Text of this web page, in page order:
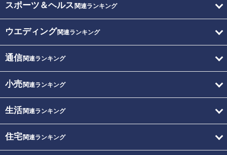
スポーツ＆ヘルス 関連ランキング
ウエディング関連ランキング
通信関連ランキング
小売関連ランキング
生活関連ランキング
住宅関連ランキング